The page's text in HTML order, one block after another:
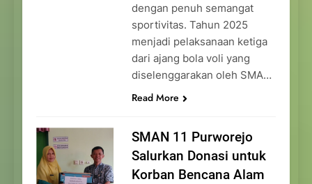
dengan penuh semangat
sportivitas. Tahun 2025
menjadi pelaksanaan ketiga
dari ajang bola voli yang
diselenggarakan oleh SMA…
Read More
SMAN 11 Purworejo
Salurkan Donasi untuk
Korban Bencana Alam